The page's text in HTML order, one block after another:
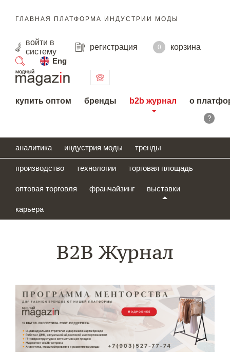
ГЛАВНАЯ ПЛАТФОРМА ИНДУСТРИИ МОДЫ
войти в
систему
регистрация 0
корзина
Eng
поиск
купить оптом бренды b2b журнал о
?
аналитика индустрия моды тренды
производство технологии торговая площадь
оптовая торговля франчайзинг выставки
карьера
B2B Журнал